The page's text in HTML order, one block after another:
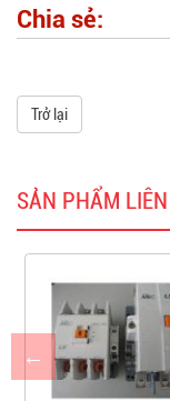
Chia sẻ:
Trở lại
SẢN PHẨM